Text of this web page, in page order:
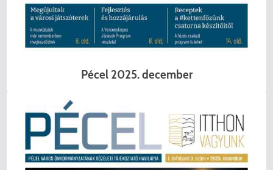
Pécel 2025. december